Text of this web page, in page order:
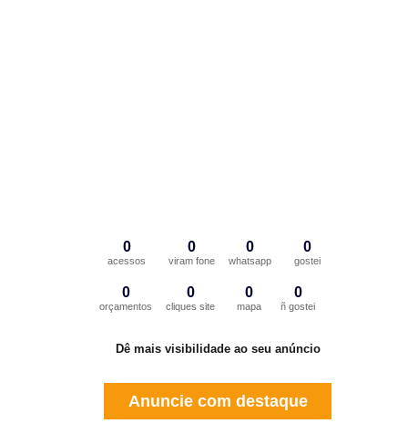
0
acessos
0
viram fone
0
whatsapp
0
gostei
0
orçamentos
0
cliques site
0
mapa
0
ñ gostei
Dê mais visibilidade ao seu anúncio
Anuncie com destaque